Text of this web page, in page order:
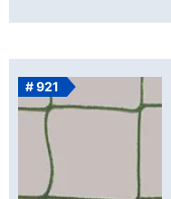
# 921